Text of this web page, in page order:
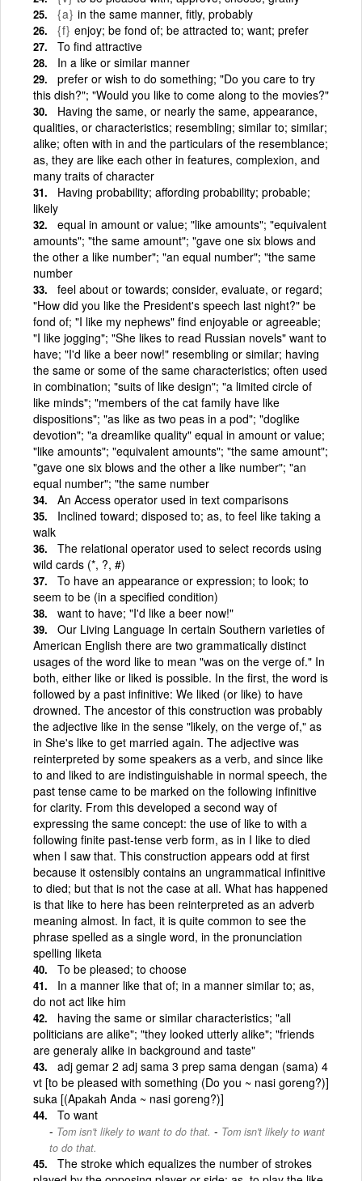
{a} in the same manner, fitly, probably
{f} enjoy; be fond of; be attracted to; want; prefer
To find attractive
In a like or similar manner
prefer or wish to do something; "Do you care to try
this dish?"; "Would you like to come along to the movies?"
Having the same, or nearly the same, appearance,
qualities, or characteristics; resembling; similar to; similar;
alike; often with in and the particulars of the resemblance;
as, they are like each other in features, complexion, and
many traits of character
Having probability; affording probability; probable;
likely
equal in amount or value; "like amounts"; "equivalent
amounts"; "the same amount"; "gave one six blows and
the other a like number"; "an equal number"; "the same
number
feel about or towards; consider, evaluate, or regard;
"How did you like the President's speech last night?" be
fond of; "I like my nephews" find enjoyable or agreeable;
"I like jogging"; "She likes to read Russian novels" want to
have; "I'd like a beer now!" resembling or similar; having
the same or some of the same characteristics; often used
in combination; "suits of like design"; "a limited circle of
like minds"; "members of the cat family have like
dispositions"; "as like as two peas in a pod"; "doglike
devotion"; "a dreamlike quality" equal in amount or value;
"like amounts"; "equivalent amounts"; "the same amount";
"gave one six blows and the other a like number"; "an
equal number"; "the same number
An Access operator used in text comparisons
Inclined toward; disposed to; as, to feel like taking a
walk
The relational operator used to select records using
wild cards (*, ?, #)
To have an appearance or expression; to look; to
seem to be (in a specified condition)
want to have; "I'd like a beer now!"
Our Living Language In certain Southern varieties of
American English there are two grammatically distinct
usages of the word like to mean "was on the verge of." In
both, either like or liked is possible. In the first, the word is
followed by a past infinitive: We liked (or like) to have
drowned. The ancestor of this construction was probably
the adjective like in the sense "likely, on the verge of," as
in She's like to get married again. The adjective was
reinterpreted by some speakers as a verb, and since like
to and liked to are indistinguishable in normal speech, the
past tense came to be marked on the following infinitive
for clarity. From this developed a second way of
expressing the same concept: the use of like to with a
following finite past-tense verb form, as in I like to died
when I saw that. This construction appears odd at first
because it ostensibly contains an ungrammatical infinitive
to died; but that is not the case at all. What has happened
is that like to here has been reinterpreted as an adverb
meaning almost. In fact, it is quite common to see the
phrase spelled as a single word, in the pronunciation
spelling liketa
To be pleased; to choose
In a manner like that of; in a manner similar to; as,
do not act like him
having the same or similar characteristics; "all
politicians are alike"; "they looked utterly alike"; "friends
are generaly alike in background and taste"
adj gemar 2 adj sama 3 prep sama dengan (sama) 4
vt [to be pleased with something (Do you ~ nasi goreng?)]
suka [(Apakah Anda ~ nasi goreng?)]
To want
Tom isn't likely to want to do that. - Tom isn't likely to want
to do that.
The stroke which equalizes the number of strokes